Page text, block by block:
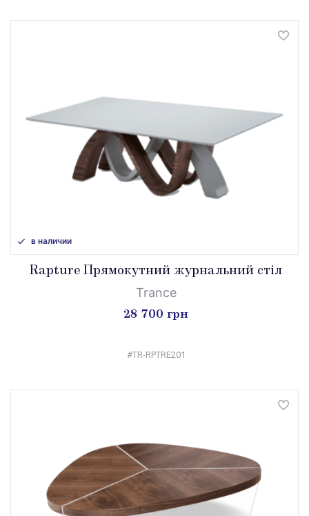
в наличии
Rapture Прямокутний журнальний стіл
Trance
28 700 грн
#TR-RPTRE201